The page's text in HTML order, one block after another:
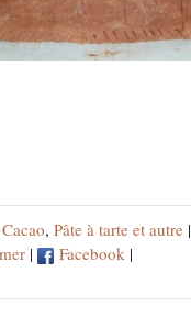
Cacao, Pâte à tarte et autre
| Facebook |